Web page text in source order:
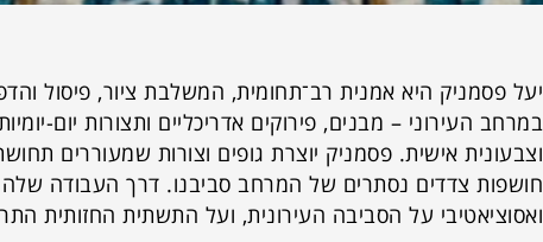
יעל פסמניק היא אמנית רב־תחומית, המשלבת ציור, פיסול
במרחב העירוני – מבנים, פירוקים אדריכליים ותצורות יום-
וצבעונית אישית. פסמניק יוצרת גופים וצורות שמעוררים
חושפות צדדים נסתרים של המרחב סביבנו. דרך העבודה
ואסוציאטיבי על הסביבה העירונית, ועל התשתית החזותית